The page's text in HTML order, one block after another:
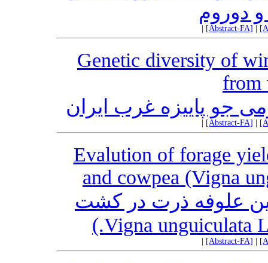
و دوروم
[Abstract-FA]
Genetic diversity of
from
جو پاییزه غرب ایران
[Abstract-FA]
Evalution of forage
and cowpea (Vigna
علوفه ذرت در کشت
[Abstract-FA]